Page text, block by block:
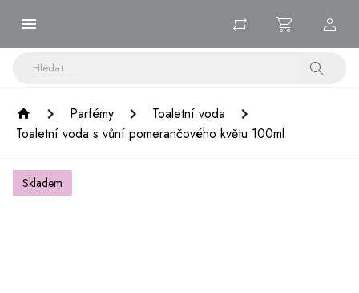
Parfémy
Toaletní voda
Toaletní voda s vůní pomerančového květu 100ml
Skladem